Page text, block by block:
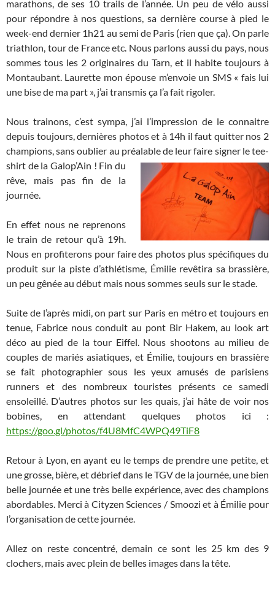
marathons, de ses 10 trails de l’année. Un peu de vélo aussi
pour répondre à nos questions, sa dernière course à pied le
week-end dernier 1h21 au semi de Paris (rien que ça). On parle
triathlon, tour de France etc. Nous parlons aussi du pays, nous
sommes tous les 2 originaires du Tarn, et il habite toujours à
Montaubant. Laurette mon épouse m’envoie un SMS « fais lui
une bise de ma part », j’ai transmis ça l’a fait rigoler.
Nous trainons, c’est sympa, j’ai l’impression de le connaitre
depuis toujours, dernières photos et à 14h il faut quitter nos 2
champions, sans oublier au préalable de leur faire signer le tee-
shirt de la Galop’Ain ! Fin du
rêve, mais pas fin de la
journée.
En effet nous ne reprenons
le train de retour qu’à 19h.
Nous en profiterons pour faire des photos plus spécifiques du
produit sur la piste d’athlétisme, Émilie revêtira sa brassière,
un peu gênée au début mais nous sommes seuls sur le stade.
Suite de l’après midi, on part sur Paris en métro et toujours en
tenue, Fabrice nous conduit au pont Bir Hakem, au look art
déco au pied de la tour Eiffel. Nous shootons au milieu de
couples de mariés asiatiques, et Émilie, toujours en brassière
se fait photographier sous les yeux amusés de parisiens
runners et des nombreux touristes présents ce samedi
ensoleillé. D’autres photos sur les quais, j’ai hâte de voir nos
bobines, en attendant quelques photos ici :
https://goo.gl/photos/f4U8MfC4WPQ49TiF8
Retour à Lyon, en ayant eu le temps de prendre une petite, et
une grosse, bière, et débrief dans le TGV de la journée, une bien
belle journée et une très belle expérience, avec des champions
abordables. Merci à Cityzen Sciences / Smoozi et à Émilie pour
l’organisation de cette journée.
Allez on reste concentré, demain ce sont les 25 km des 9
clochers, mais avec plein de belles images dans la tête.